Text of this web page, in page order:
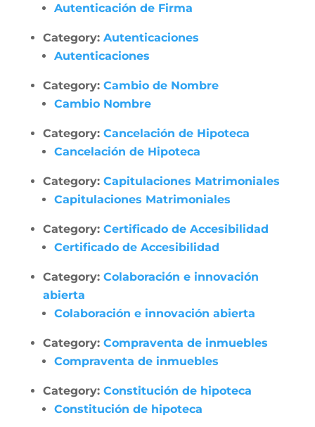
Autenticación de Firma
Category: Autenticaciones
Autenticaciones
Category: Cambio de Nombre
Cambio Nombre
Category: Cancelación de Hipoteca
Cancelación de Hipoteca
Category: Capitulaciones Matrimoniales
Capitulaciones Matrimoniales
Category: Certificado de Accesibilidad
Certificado de Accesibilidad
Category: Colaboración e innovación
abierta
Colaboración e innovación abierta
Category: Compraventa de inmuebles
Compraventa de inmuebles
Category: Constitución de hipoteca
Constitución de hipoteca